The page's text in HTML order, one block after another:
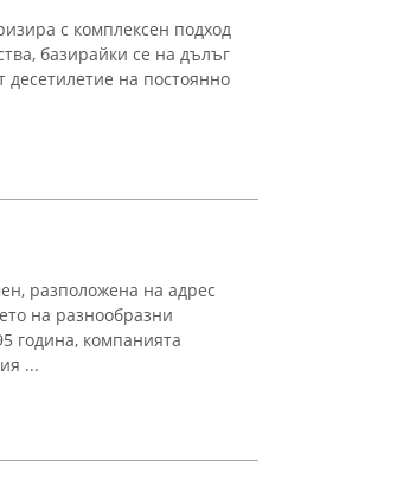
с комплексен подход
базирайки се на дълъг
на постоянно
разположена на адрес
на разнообразни
година, компанията
...